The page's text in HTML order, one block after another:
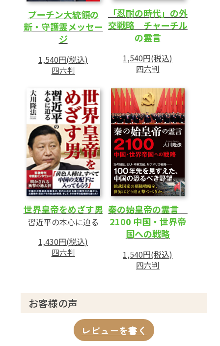
プーチン大統領の
新・守護霊メッセー
ジ
1,540円(税込)
四六判
「忍耐の時代」の外
交戦略 チャーチル
の霊言
1,540円(税込)
四六判
世界皇帝をめざす男
習近平の本心に迫る
1,430円(税込)
四六判
秦の始皇帝の霊言
2100 中国・世界帝
国への戦略
1,540円(税込)
四六判
お客様の声
レビューを書く